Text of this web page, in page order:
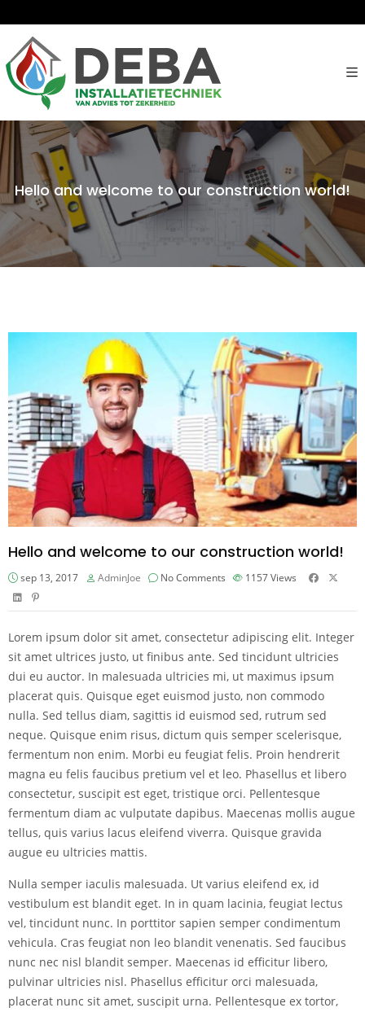
Hello and welcome to our construction world!
Hello and welcome to our construction world!
sep 13, 2017 AdminJoe No Comments 1157Views
Lorem ipsum dolor sit amet, consectetur adipiscing elit. Integer
sit amet ultrices justo, ut finibus ante. Sed tincidunt ultricies
dui eu auctor. In malesuada ultricies mi, ut maximus ipsum
placerat quis. Quisque eget euismod justo, non commodo
nulla. Sed tellus diam, sagittis id euismod sed, rutrum sed
neque. Quisque enim risus, dictum quis semper scelerisque,
fermentum non enim. Morbi eu feugiat felis. Proin hendrerit
magna eu felis faucibus pretium vel et leo. Phasellus et libero
consectetur, suscipit est eget, tristique orci. Pellentesque
fermentum diam ac vulputate dapibus. Maecenas mollis augue
tellus, quis varius lacus eleifend viverra. Quisque gravida
augue eu ultricies mattis.
Nulla semper iaculis malesuada. Ut varius eleifend ex, id
vestibulum est blandit eget. In in quam lacinia, feugiat lectus
vel, tincidunt nunc. In porttitor sapien semper condimentum
vehicula. Cras feugiat non leo blandit venenatis. Sed faucibus
nunc nec nisl blandit semper. Maecenas id efficitur libero,
pulvinar ultricies nisl. Phasellus efficitur orci malesuada,
placerat nunc sit amet, suscipit urna. Pellentesque ex tortor,